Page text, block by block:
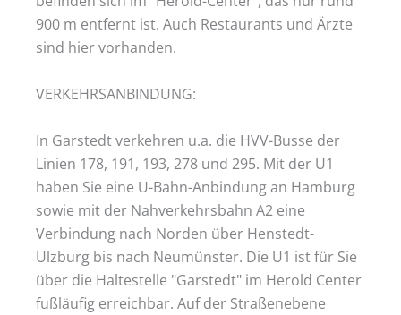
900 m entfernt ist. Auch Restaurants und Ärzte
sind hier vorhanden.
VERKEHRSANBINDUNG:
In Garstedt verkehren u.a. die HVV-Busse der
Linien 178, 191, 193, 278 und 295. Mit der U1
haben Sie eine U-Bahn-Anbindung an Hamburg
sowie mit der Nahverkehrsbahn A2 eine
Verbindung nach Norden über Henstedt-
Ulzburg bis nach Neumünster. Die U1 ist für Sie
über die Haltestelle "Garstedt" im Herold Center
fußläufig erreichbar. Auf der Straßenebene